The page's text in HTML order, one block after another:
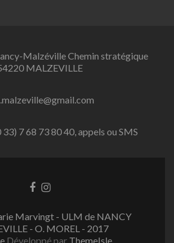
Malzéville Chemin stratégique
MALZEVILLE
7 68 73 80 40, appels ou SMS
L
n
F
L
n
I
Marvingt - ULM de NANCY
- O. MOREL - 2017
Développé par ThemeIsle